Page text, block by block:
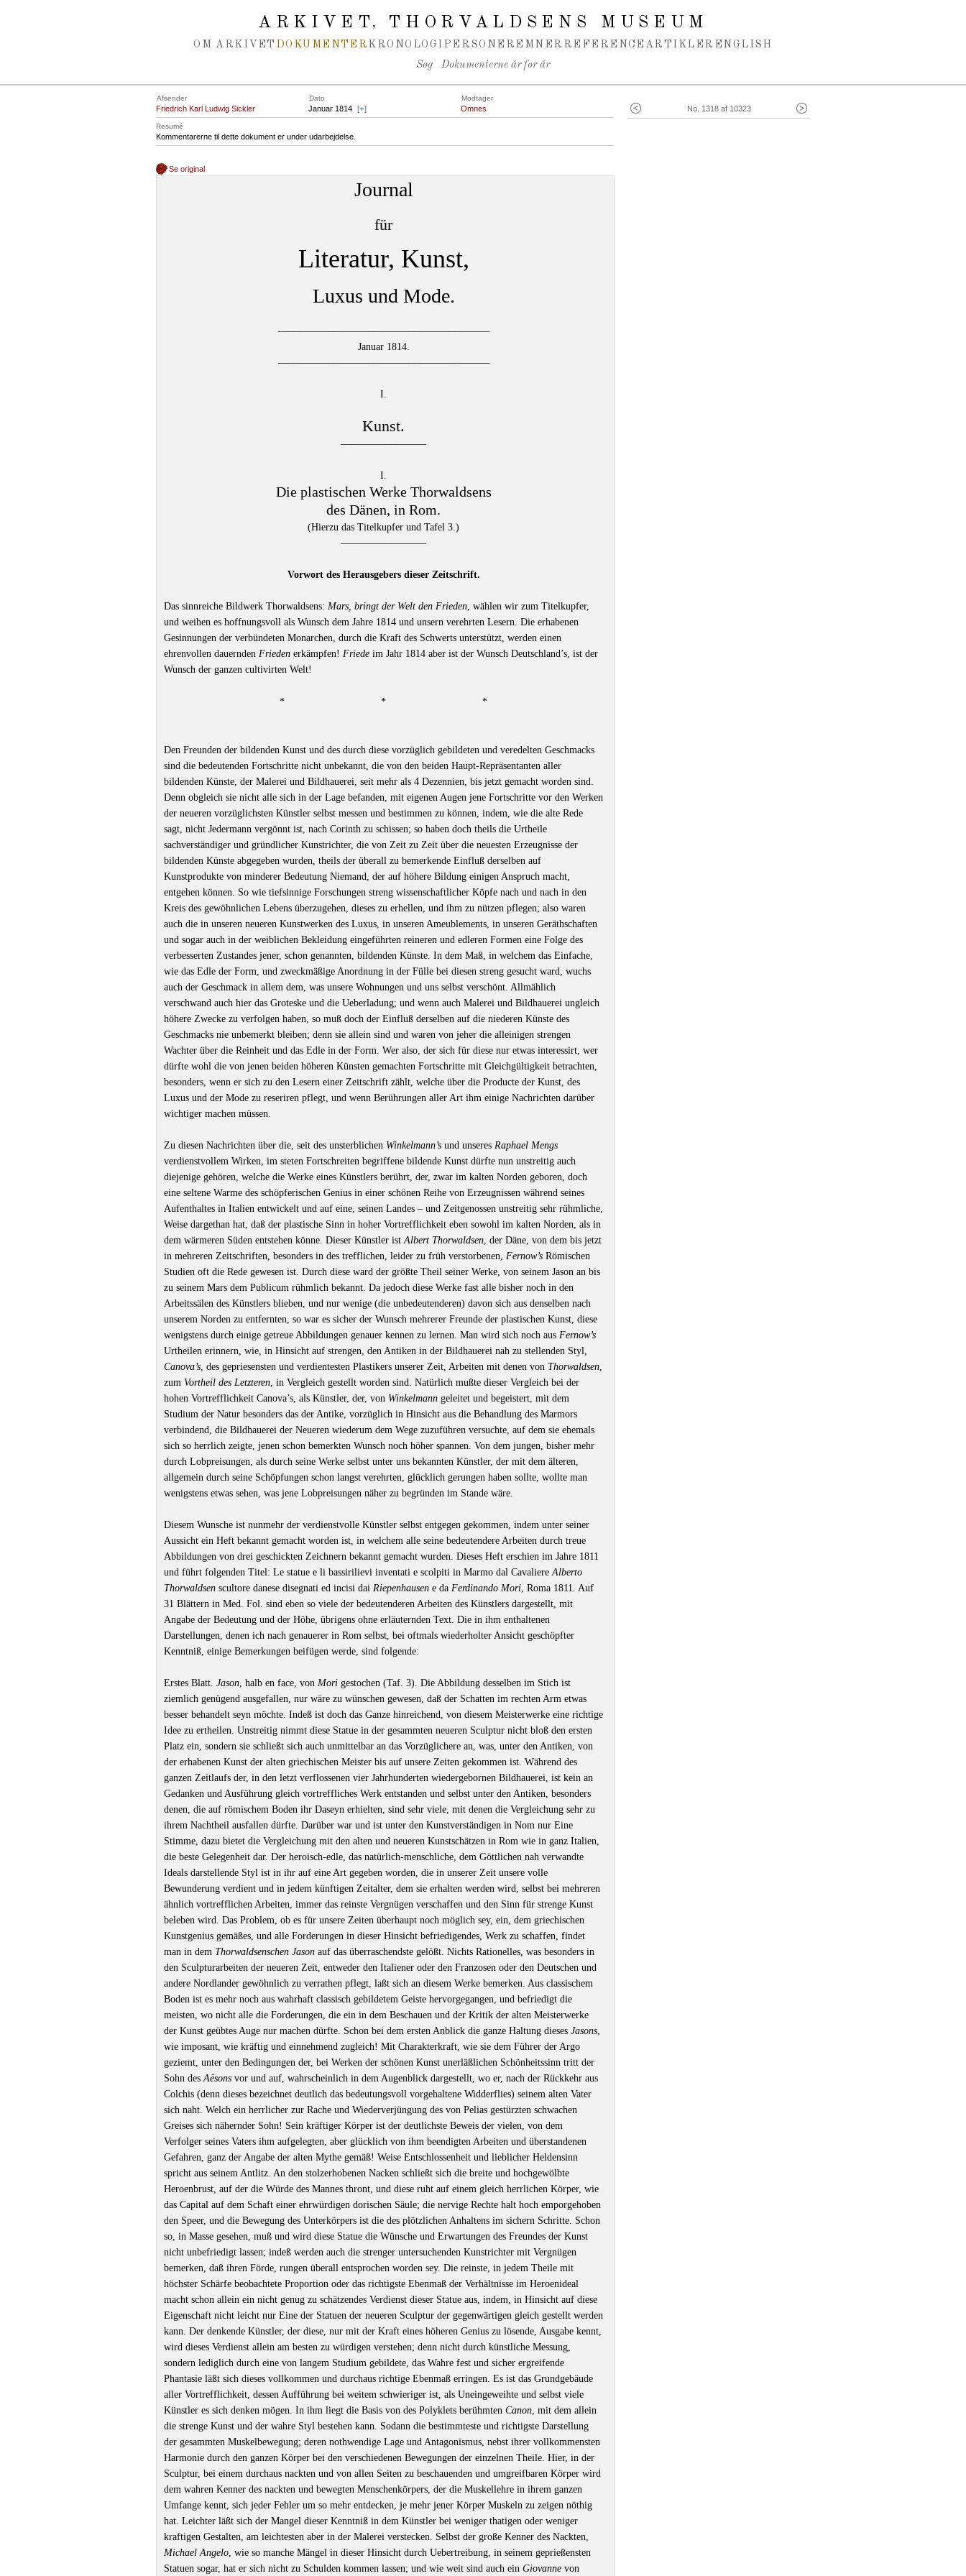
ARKIVET, THORVALDSENS MUSEUM
OM ARKIVET DOKUMENTER KRONOLOGI PERSONER EMNER REFERENCEARTIKLER ENGLISH
Søg Dokumenterne år for år
No. 1318 af 10323
Afsender Dato Modtager
Friedrich Karl Ludwig Sickler Januar 1814 [+] Omnes
Resumé
Kommentarerne til dette dokument er under udarbejdelse.
Se original
Journal
für
Literatur, Kunst,
Luxus und Mode.
––––––––––––––––––––––––––––––––––––––––––
Januar 1814.
––––––––––––––––––––––––––––––––––––––––––
I.
Kunst.
–––––––––––––––––
I.
Die plastischen Werke Thorwaldsens
des Dänen, in Rom.
(Hierzu das Titelkupfer und Tafel 3.)
–––––––––––––––––
Vorwort des Herausgebers dieser Zeitschrift.
Das sinnreiche Bildwerk Thorwaldsens: Mars, bringt der Welt den Frieden, wählen wir zum Titelkupfer,
und weihen es hoffnungsvoll als Wunsch dem Jahre 1814 und unsern verehrten Lesern. Die erhabenen
Gesinnungen der verbündeten Monarchen, durch die Kraft des Schwerts unterstützt, werden einen
ehrenvollen dauernden Frieden erkämpfen! Friede im Jahr 1814 aber ist der Wunsch Deutschland’s, ist der
Wunsch der ganzen cultivirten Welt!
* * *
Den Freunden der bildenden Kunst und des durch diese vorzüglich gebildeten und veredelten Geschmacks
sind die bedeutenden Fortschritte nicht unbekannt, die von den beiden Haupt-Repräsentanten aller
bildenden Künste, der Malerei und Bildhauerei, seit mehr als 4 Dezennien, bis jetzt gemacht worden sind.
Denn obgleich sie nicht alle sich in der Lage befanden, mit eigenen Augen jene Fortschritte vor den Werken
der neueren vorzüglichsten Künstler selbst messen und bestimmen zu können, indem, wie die alte Rede
sagt, nicht Jedermann vergönnt ist, nach Corinth zu schissen; so haben doch theils die Urtheile
sachverständiger und gründlicher Kunstrichter, die von Zeit zu Zeit über die neuesten Erzeugnisse der
bildenden Künste abgegeben wurden, theils der überall zu bemerkende Einfluß derselben auf
Kunstprodukte von minderer Bedeutung Niemand, der auf höhere Bildung einigen Anspruch macht,
entgehen können. So wie tiefsinnige Forschungen streng wissenschaftlicher Köpfe nach und nach in den
Kreis des gewöhnlichen Lebens überzugehen, dieses zu erhellen, und ihm zu nützen pflegen; also waren
auch die in unseren neueren Kunstwerken des Luxus, in unseren Ameublements, in unseren Geräthschaften
und sogar auch in der weiblichen Bekleidung eingeführten reineren und edleren Formen eine Folge des
verbesserten Zustandes jener, schon genannten, bildenden Künste. In dem Maß, in welchem das Einfache,
wie das Edle der Form, und zweckmäßige Anordnung in der Fülle bei diesen streng gesucht ward, wuchs
auch der Geschmack in allem dem, was unsere Wohnungen und uns selbst verschönt. Allmählich
verschwand auch hier das Groteske und die Ueberladung; und wenn auch Malerei und Bildhauerei ungleich
höhere Zwecke zu verfolgen haben, so muß doch der Einfluß derselben auf die niederen Künste des
Geschmacks nie unbemerkt bleiben; denn sie allein sind und waren von jeher die alleinigen strengen
Wachter über die Reinheit und das Edle in der Form. Wer also, der sich für diese nur etwas interessirt, wer
dürfte wohl die von jenen beiden höheren Künsten gemachten Fortschritte mit Gleichgültigkeit betrachten,
besonders, wenn er sich zu den Lesern einer Zeitschrift zählt, welche über die Producte der Kunst, des
Luxus und der Mode zu reseriren pflegt, und wenn Berührungen aller Art ihm einige Nachrichten darüber
wichtiger machen müssen.
Zu diesen Nachrichten über die, seit des unsterblichen Winkelmann’s und unseres Raphael Mengs
verdienstvollem Wirken, im steten Fortschreiten begriffene bildende Kunst dürfte nun unstreitig auch
diejenige gehören, welche die Werke eines Künstlers berührt, der, zwar im kalten Norden geboren, doch
eine seltene Warme des schöpferischen Genius in einer schönen Reihe von Erzeugnissen während seines
Aufenthaltes in Italien entwickelt und auf eine, seinen Landes – und Zeitgenossen unstreitig sehr rühmliche,
Weise dargethan hat, daß der plastische Sinn in hoher Vortrefflichkeit eben sowohl im kalten Norden, als in
dem wärmeren Süden entstehen könne. Dieser Künstler istAlbert Thorwaldsen, der Däne, von dem bis jetzt
in mehreren Zeitschriften, besonders in des trefflichen, leider zu früh verstorbenen, Fernow’s Römischen
Studien oft die Rede gewesen ist. Durch diese ward der größte Theil seiner Werke, von seinem Jason an bis
zu seinem Mars dem Publicum rühmlich bekannt. Da jedoch diese Werke fast alle bisher noch in den
Arbeitssälen des Künstlers blieben, und nur wenige (die unbedeutenderen) davon sich aus denselben nach
unserem Norden zu entfernten, so war es sicher der Wunsch mehrerer Freunde der plastischen Kunst, diese
wenigstens durch einige getreue Abbildungen genauer kennen zu lernen. Man wird sich noch aus Fernow’s
Urtheilen erinnern, wie, in Hinsicht auf strengen, den Antiken in der Bildhauerei nah zu stellenden Styl,
Canova’s, des gepriesensten und verdientesten Plastikers unserer Zeit, Arbeiten mit denen von Thorwaldsen,
zum Vortheil des Letzteren, in Vergleich gestellt worden sind. Natürlich mußte dieser Vergleich bei der
hohen Vortrefflichkeit Canova’s, als Künstler, der, von Winkelmann geleitet und begeistert, mit dem
Studium der Natur besonders das der Antike, vorzüglich in Hinsicht aus die Behandlung des Marmors
verbindend, die Bildhauerei der Neueren wiederum dem Wege zuzuführen versuchte, auf dem sie ehemals
sich so herrlich zeigte, jenen schon bemerkten Wunsch noch höher spannen. Von dem jungen, bisher mehr
durch Lobpreisungen, als durch seine Werke selbst unter uns bekannten Künstler, der mit dem älteren,
allgemein durch seine Schöpfungen schon langst verehrten, glücklich gerungen haben sollte, wollte man
wenigstens etwas sehen, was jene Lobpreisungen näher zu begründen im Stande wäre.
Diesem Wunsche ist nunmehr der verdienstvolle Künstler selbst entgegen gekommen, indem unter seiner
Aussicht ein Heft bekannt gemacht worden ist, in welchem alle seine bedeutendere Arbeiten durch treue
Abbildungen von drei geschickten Zeichnern bekannt gemacht wurden. Dieses Heft erschien im Jahre 1811
und führt folgenden Titel: Le statue e li bassirilievi inventati e scolpiti in Marmo dal CavaliereAlberto
Thorwaldsen scultore danese disegnati ed incisi dai Riepenhausen e da Ferdinando Mori, Roma 1811. Auf
31 Blättern in Med. Fol. sind eben so viele der bedeutenderen Arbeiten des Künstlers dargestellt, mit
Angabe der Bedeutung und der Höhe, übrigens ohne erläuternden Text. Die in ihm enthaltenen
Darstellungen, denen ich nach genauerer in Rom selbst, bei oftmals wiederholter Ansicht geschöpfter
Kenntniß, einige Bemerkungen beifügen werde, sind folgende:
Erstes Blatt. Jason, halb en face, von Mori gestochen (Taf. 3). Die Abbildung desselben im Stich ist
ziemlich genügend ausgefallen, nur wäre zu wünschen gewesen, daß der Schatten im rechten Arm etwas
besser behandelt seyn möchte. Indeß ist doch das Ganze hinreichend, von diesem Meisterwerke eine richtige
Idee zu ertheilen. Unstreitig nimmt diese Statue in der gesammten neueren Sculptur nicht bloß den ersten
Platz ein, sondern sie schließt sich auch unmittelbar an das Vorzüglichere an, was, unter den Antiken, von
der erhabenen Kunst der alten griechischen Meister bis auf unsere Zeiten gekommen ist. Während des
ganzen Zeitlaufs der, in den letzt verflossenen vier Jahrhunderten wiedergebornen Bildhauerei, ist kein an
Gedanken und Ausführung gleich vortreffliches Werk entstanden und selbst unter den Antiken, besonders
denen, die auf römischem Boden ihr Daseyn erhielten, sind sehr viele, mit denen die Vergleichung sehr zu
ihrem Nachtheil ausfallen dürfte. Darüber war und ist unter den Kunstverständigen in Nom nur Eine
Stimme, dazu bietet die Vergleichung mit den alten und neueren Kunstschätzen in Rom wie in ganz Italien,
die beste Gelegenheit dar. Der heroisch-edle, das natürlich-menschliche, dem Göttlichen nah verwandte
Ideals darstellende Styl ist in ihr auf eine Art gegeben worden, die in unserer Zeit unsere volle
Bewunderung verdient und in jedem künftigen Zeitalter, dem sie erhalten werden wird, selbst bei mehreren
ähnlich vortrefflichen Arbeiten, immer das reinste Vergnügen verschaffen und den Sinn für strenge Kunst
beleben wird. Das Problem, ob es für unsere Zeiten überhaupt noch möglich sey, ein, dem griechischen
Kunstgenius gemäßes, und alle Forderungen in dieser Hinsicht befriedigendes, Werk zu schaffen, findet
man in dem Thorwaldsenschen Jason auf das überraschendste gelößt. Nichts Rationelles, was besonders in
den Sculpturarbeiten der neueren Zeit, entweder den Italiener oder den Franzosen oder den Deutschen und
andere Nordlander gewöhnlich zu verrathen pflegt, laßt sich an diesem Werke bemerken. Aus classischem
Boden ist es mehr noch aus wahrhaft classisch gebildetem Geiste hervorgegangen, und befriedigt die
meisten, wo nicht alle die Forderungen, die ein in dem Beschauen und der Kritik der alten Meisterwerke
der Kunst geübtes Auge nur machen dürfte. Schon bei dem ersten Anblick die ganze Haltung dieses Jasons,
wie imposant, wie kräftig und einnehmend zugleich! Mit Charakterkraft, wie sie dem Führer der Argo
geziemt, unter den Bedingungen der, bei Werken der schönen Kunst unerläßlichen Schönheitssinn tritt der
Sohn desAësons vor und auf, wahrscheinlich in dem Augenblick dargestellt, wo er, nach der Rückkehr aus
Colchis (denn dieses bezeichnet deutlich das bedeutungsvoll vorgehaltene Widderflies) seinem alten Vater
sich naht. Welch ein herrlicher zur Rache und Wiederverjüngung des von Pelias gestürzten schwachen
Greises sich nähernder Sohn! Sein kräftiger Körper ist der deutlichste Beweis der vielen, von dem
Verfolger seines Vaters ihm aufgelegten, aber glücklich von ihm beendigten Arbeiten und überstandenen
Gefahren, ganz der Angabe der alten Mythe gemäß! Weise Entschlossenheit und lieblicher Heldensinn
spricht aus seinem Antlitz. An den stolzerhobenen Nacken schließt sich die breite und hochgewölbte
Heroenbrust, auf der die Würde des Mannes thront, und diese ruht auf einem gleich herrlichen Körper, wie
das Capital auf dem Schaft einer ehrwürdigen dorischen Säule; die nervige Rechte halt hoch emporgehoben
den Speer, und die Bewegung des Unterkörpers ist die des plötzlichen Anhaltens im sichern Schritte. Schon
so, in Masse gesehen, muß und wird diese Statue die Wünsche und Erwartungen des Freundes der Kunst
nicht unbefriedigt lassen; indeß werden auch die strenger untersuchenden Kunstrichter mit Vergnügen
bemerken, daß ihren Förde, rungen überall entsprochen worden sey. Die reinste, in jedem Theile mit
höchster Schärfe beobachtete Proportion oder das richtigste Ebenmaß der Verhältnisse im Heroenideal
macht schon allein ein nicht genug zu schätzendes Verdienst dieser Statue aus, indem, in Hinsicht auf diese
Eigenschaft nicht leicht nur Eine der Statuen der neueren Sculptur der gegenwärtigen gleich gestellt werden
kann. Der denkende Künstler, der diese, nur mit der Kraft eines höheren Genius zu lösende, Ausgabe kennt,
wird dieses Verdienst allein am besten zu würdigen verstehen; denn nicht durch künstliche Messung,
sondern lediglich durch eine von langem Studium gebildete, das Wahre fest und sicher ergreifende
Phantasie läßt sich dieses vollkommen und durchaus richtige Ebenmaß erringen. Es ist das Grundgebäude
aller Vortrefflichkeit, dessen Aufführung bei weitem schwieriger ist, als Uneingeweihte und selbst viele
Künstler es sich denken mögen. In ihm liegt die Basis von des Polyklets berühmten Canon, mit dem allein
die strenge Kunst und der wahre Styl bestehen kann. Sodann die bestimmteste und richtigste Darstellung
der gesammten Muskelbewegung; deren nothwendige Lage und Antagonismus, nebst ihrer vollkommensten
Harmonie durch den ganzen Körper bei den verschiedenen Bewegungen der einzelnen Theile. Hier, in der
Sculptur, bei einem durchaus nackten und von allen Seiten zu beschauenden und umgreifbaren Körper wird
dem wahren Kenner des nackten und bewegten Menschenkörpers, der die Muskellehre in ihrem ganzen
Umfange kennt, sich jeder Fehler um so mehr entdecken, je mehr jener Körper Muskeln zu zeigen nöthig
hat. Leichter läßt sich der Mangel dieser Kenntniß in dem Künstler bei weniger thatigen oder weniger
kraftigen Gestalten, am leichtesten aber in der Malerei verstecken. Selbst der große Kenner des Nackten,
Michael Angelo, wie so manche Mängel in dieser Hinsicht durch Uebertreibung, in seinem geprießensten
Statuen sogar, hat er sich nicht zu Schulden kommen lassen; und wie weit sind auch ein Giovanne von